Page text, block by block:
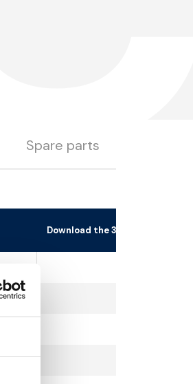
Spare parts
Download the 3D file